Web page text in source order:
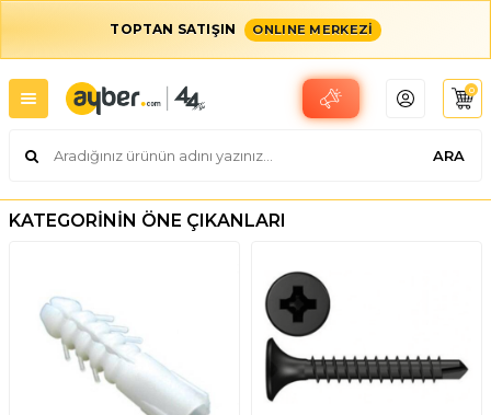
TOPTAN SATIŞIN ONLINE MERKEZİ
ARA
0
KATEGORİNİN ÖNE ÇIKANLARI